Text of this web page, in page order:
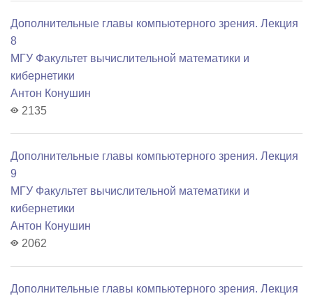
Дополнительные главы компьютерного зрения. Лекция
8
МГУ Факультет вычислительной математики и
кибернетики
Антон Конушин
2135
Дополнительные главы компьютерного зрения. Лекция
9
МГУ Факультет вычислительной математики и
кибернетики
Антон Конушин
2062
Дополнительные главы компьютерного зрения. Лекция